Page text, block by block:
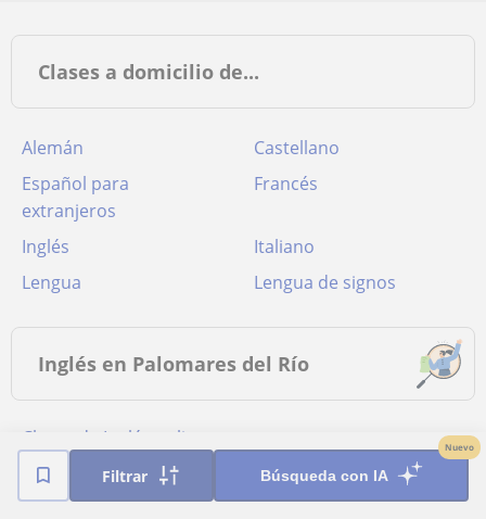
Filtrar Búsqueda con IA
Nuevo
Clases a domicilio de...
Alemán
Castellano
Español para
extranjeros
Francés
Inglés
Italiano
Lengua
Lengua de signos
Inglés en Palomares del Río
Clases de Inglés online